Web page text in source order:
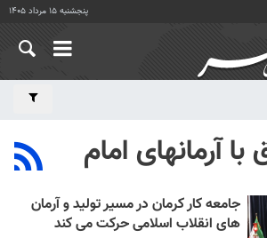
پنجشنبه ۱۵ مرداد ۱۴۰۵
آرمانهای امام
جامعه کار کرمان در مسیر تولید و آرمان
های انقلاب اسلامی حرکت می کند